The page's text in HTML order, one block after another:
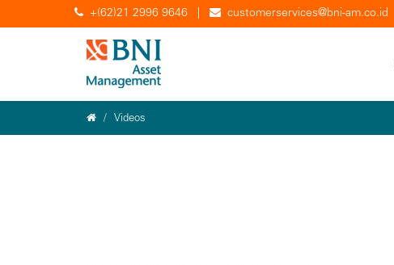
+(62)21 2996 9646 customerservices@bni-am.co.id
Videos